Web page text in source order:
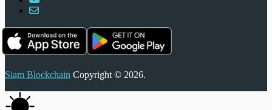
Siam Blockchain Copyright © 2026.